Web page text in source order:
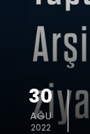
30
AĞU
2022